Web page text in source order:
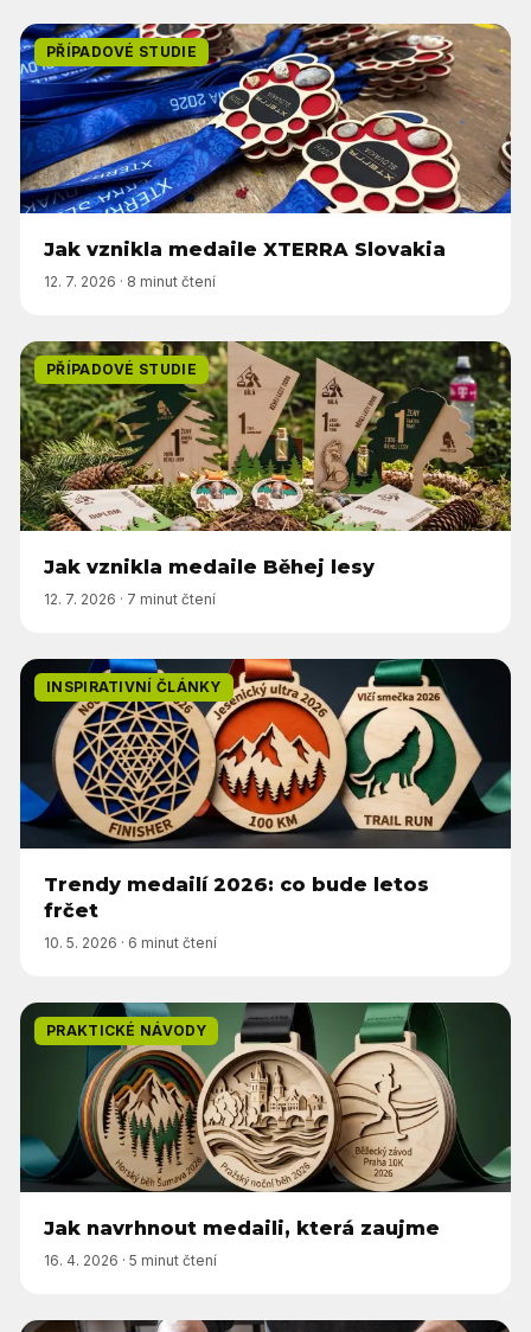
PŘÍPADOVÉ STUDIE
Jak vznikla medaile XTERRA Slovakia
12. 7. 2026 · 8 minut čtení
PŘÍPADOVÉ STUDIE
Jak vznikla medaile Běhej lesy
12. 7. 2026 · 7 minut čtení
INSPIRATIVNÍ ČLÁNKY
Trendy medailí 2026: co bude letos
frčet
10. 5. 2026 · 6 minut čtení
PRAKTICKÉ NÁVODY
Jak navrhnout medaili, která zaujme
16. 4. 2026 · 5 minut čtení